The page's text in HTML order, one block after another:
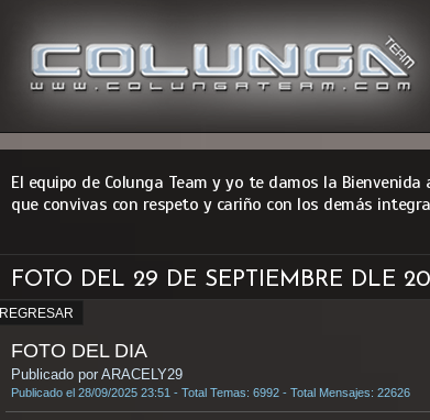
El equipo de Colunga Team y yo te damos la
que convivas con respeto y cariño con los demás
FOTO DEL 29 DE SEPTIEMBRE DLE
REGRESAR
FOTO DEL DIA
Publicado por ARACELY29
Publicado el 28/09/2025 23:51 - Total Temas: 6992 - Total Mensajes: 22626